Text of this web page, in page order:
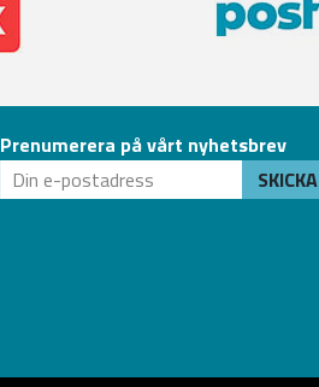
Prenumerera på vårt nyhetsbrev
SKICKA